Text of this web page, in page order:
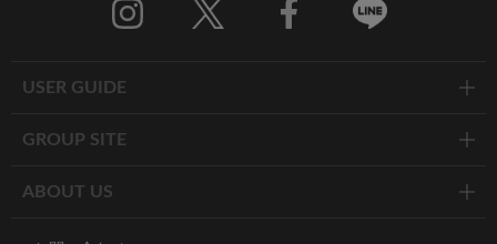
USER GUIDE
GROUP SITE
ABOUT US